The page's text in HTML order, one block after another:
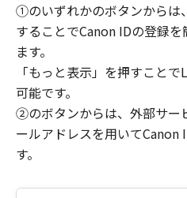
①のいずれかのボタンからは
することでCanon IDの登録
ます。
「もっと表示」を押すこと
可能です。
②のボタンからは、外部サー
ールアドレスを用いてCanon
す。